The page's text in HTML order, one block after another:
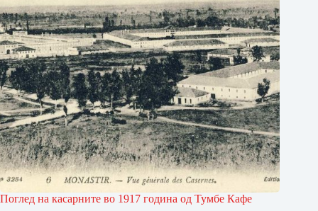
Поглед на касарните во 1917 година од Тумбе Кафе